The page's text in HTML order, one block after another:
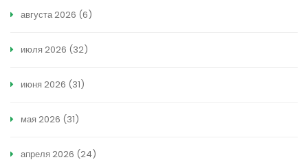
августа 2026 (6)
июля 2026 (32)
июня 2026 (31)
мая 2026 (31)
апреля 2026 (24)